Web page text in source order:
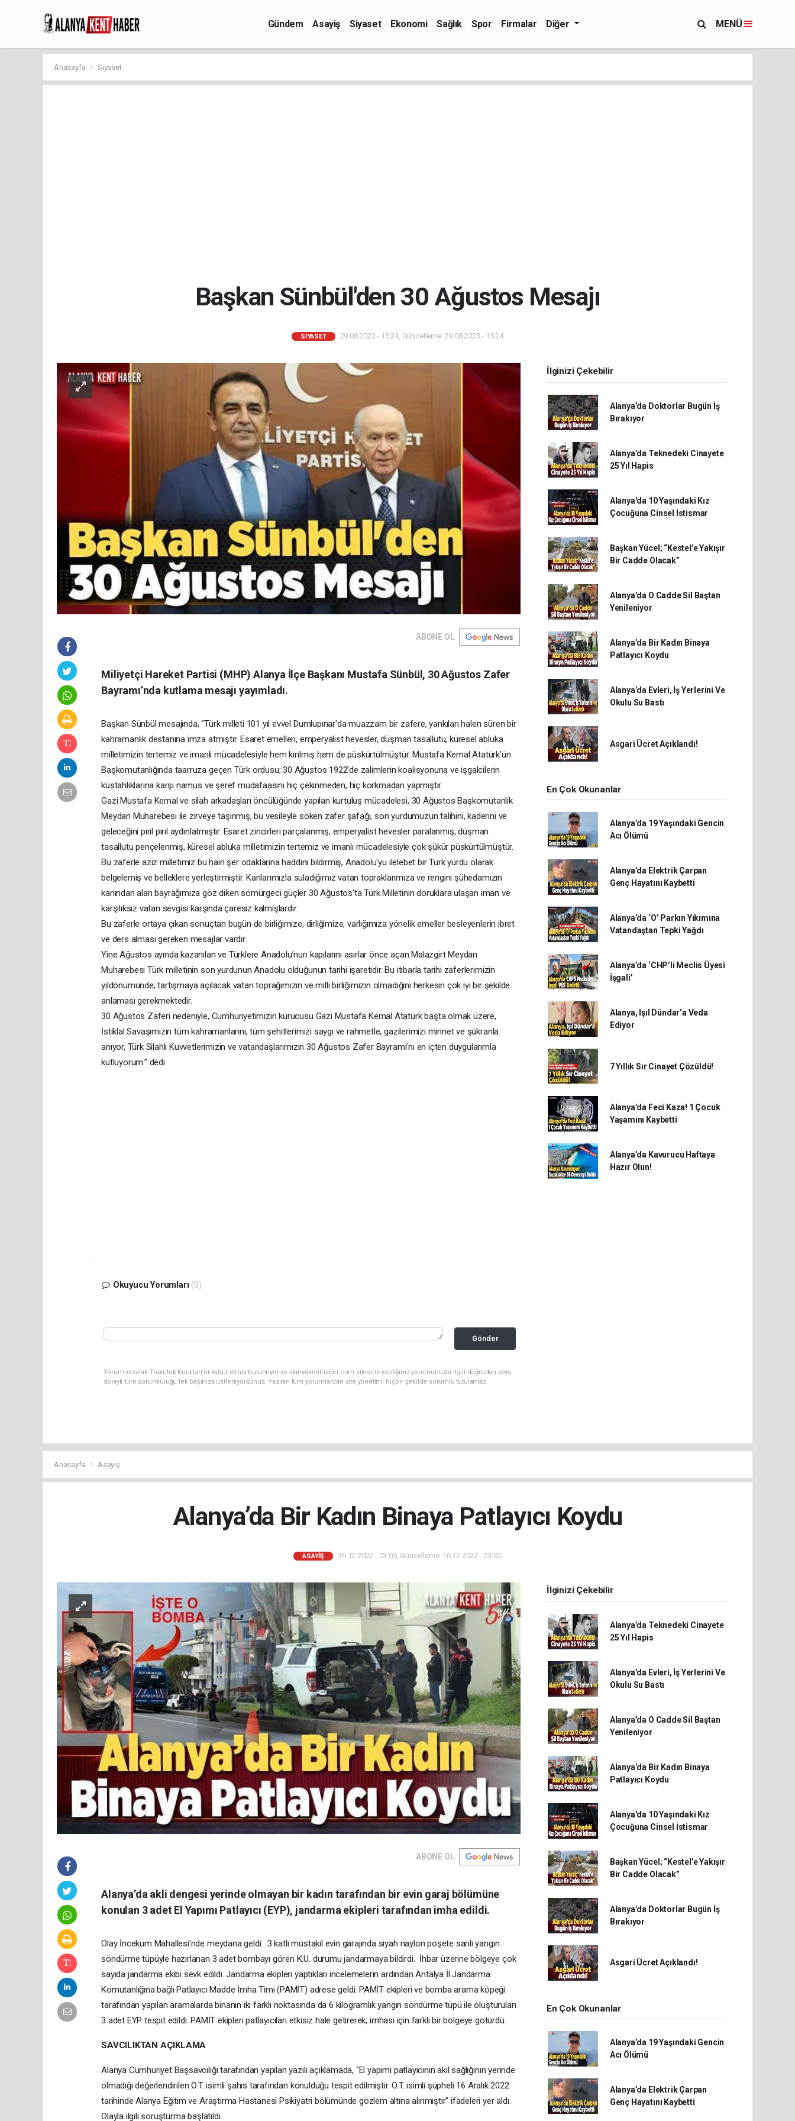
Gündem Asayiş Siyaset Ekonomi Sağlık Spor Firmalar Diğer MENÜ
Anasayfa Siyaset
Başkan Sünbül'den 30 Ağustos Mesajı
SIYASET 29.08.2023 - 15:24, Güncelleme: 29.08.2023 - 15:24
ABONE OL
Miliyetçi Hareket Partisi (MHP) Alanya İlçe Başkanı Mustafa Sünbül, 30 Ağustos Zafer
Bayramı’nda kutlama mesajı yayımladı.
Başkan Sünbül mesajında, “Türk milleti 101 yıl evvel Dumlupınar'da muazzam bir zafere, yankıları halen süren bir
kahramanlık destanına imza atmıştır. Esaret emelleri, emperyalist hevesler, düşman tasallutu, küresel abluka
milletimizin tertemiz ve imanlı mücadelesiyle hem kırılmış hem de püskürtülmüştür. Mustafa Kemal Atatürk'ün
Başkomutanlığında taarruza geçen Türk ordusu; 30 Ağustos 1922’de zalimlerin koalisyonuna ve işgalcilerin
küstahlıklarına karşı namus ve şeref müdafaasını hiç çekinmeden, hiç korkmadan yapmıştır.
Gazi Mustafa Kemal ve silah arkadaşları öncülüğünde yapılan kurtuluş mücadelesi, 30 Ağustos Başkomutanlık
Meydan Muharebesi ile zirveye taşınmış, bu vesileyle söken zafer şafağı, son yurdumuzun talihini, kaderini ve
geleceğini pırıl pırıl aydınlatmıştır. Esaret zincirleri parçalanmış, emperyalist hevesler paralanmış, düşman
tasallutu pençelenmiş, küresel abluka milletimizin tertemiz ve imanlı mücadelesiyle çok şükür püskürtülmüştür.
Bu zaferle aziz milletimiz bu hain şer odaklarına haddini bildirmiş, Anadolu'yu ilelebet bir Türk yurdu olarak
belgelemiş ve belleklere yerleştirmiştir. Kanlarımızla suladığımız vatan topraklarımıza ve rengini şühedamızın
kanından alan bayrağımıza göz diken sömürgeci güçler 30 Ağustos'ta Türk Milletinin doruklara ulaşan iman ve
karşılıksız vatan sevgisi karşında çaresiz kalmışlardır.
Bu zaferle ortaya çıkan sonuçtan bugün de birliğimize, dirliğimize, varlığımıza yönelik emeller besleyenlerin ibret
ve ders alması gereken mesajlar vardır.
Yine Ağustos ayında kazanılan ve Türklere Anadolu’nun kapılarını asırlar önce açan Malazgirt Meydan
Muharebesi Türk milletinin son yurdunun Anadolu olduğunun tarihi işaretidir. Bu itibarla tarihi zaferlerimizin
yıldönümünde; tartışmaya açılacak vatan toprağımızın ve milli birliğimizin olmadığını herkesin çok iyi bir şekilde
anlaması gerekmektedir.
30 Ağustos Zaferi nedeniyle, Cumhuriyetimizin kurucusu Gazi Mustafa Kemal Atatürk başta olmak üzere,
İstiklal Savaşımızın tüm kahramanlarını, tüm şehitlerimizi saygı ve rahmetle, gazilerimizi minnet ve şükranla
anıyor, Türk Silahlı Kuvvetlerimizin ve vatandaşlarımızın 30 Ağustos Zafer Bayramı’nı en içten duygularımla
kutluyorum.” dedi.
Okuyucu Yorumları (0)
Gönder
Yorum yazarak Topluluk Kuralları’nı kabul etmiş bulunuyor ve alanyakenthaber.com sitesine yaptığınız yorumunuzla ilgili doğrudan veya
dolaylı tüm sorumluluğu tek başınıza üstleniyorsunuz. Yazılan tüm yorumlardan site yönetimi hiçbir şekilde sorumlu tutulamaz.
İlginizi Çekebilir
Alanya’da Doktorlar Bugün İş
Bırakıyor
Alanya’da Teknedeki Cinayete
25 Yıl Hapis
Alanya'da 10 Yaşındaki Kız
Çocuğuna Cinsel İstismar
Başkan Yücel; “Kestel’e Yakışır
Bir Cadde Olacak”
Alanya’da O Cadde Sil Baştan
Yenileniyor
Alanya’da Bir Kadın Binaya
Patlayıcı Koydu
Alanya’da Evleri, İş Yerlerini Ve
Okulu Su Bastı
Asgari Ücret Açıklandı!
En Çok Okunanlar
Alanya’da 19 Yaşındaki Gencin
Acı Ölümü
Alanya’da Elektrik Çarpan
Genç Hayatını Kaybetti
Alanya’da ‘O’ Parkın Yıkımına
Vatandaştan Tepki Yağdı
Alanya’da ‘CHP’li Meclis Üyesi
İşgali’
Alanya, Işıl Dündar’a Veda
Ediyor
7 Yıllık Sır Cinayet Çözüldü!
Alanya’da Feci Kaza! 1 Çocuk
Yaşamını Kaybetti
Alanya’da Kavurucu Haftaya
Hazır Olun!
Anasayfa Asayiş
Alanya’da Bir Kadın Binaya Patlayıcı Koydu
ASAYIŞ 16.12.2022 - 23:05, Güncelleme: 16.12.2022 - 23:05
ABONE OL
Alanya’da akli dengesi yerinde olmayan bir kadın tarafından bir evin garaj bölümüne
konulan 3 adet El Yapımı Patlayıcı (EYP), jandarma ekipleri tarafından imha edildi.
Olay İncekum Mahallesi'nde meydana geldi. 3 katlı müstakil evin garajında siyah naylon poşete sarılı yangın
söndürme tüpüyle hazırlanan 3 adet bombayı gören K.U. durumu jandarmaya bildirdi. İhbar üzerine bölgeye çok
sayıda jandarma ekibi sevk edildi. Jandarma ekipleri yaptıkları incelemelerin ardından Antalya İl Jandarma
Komutanlığına bağlı Patlayıcı Madde İmha Timi (PAMİT) adrese geldi. PAMİT ekipleri ve bomba arama köpeği
tarafından yapılan aramalarda binanın iki farklı noktasında da 6 kilogramlık yangın söndürme tüpü ile oluşturulan
3 adet EYP tespit edildi. PAMİT ekipleri patlayıcıları etkisiz hale getirerek, imhası için farklı bir bölgeye götürdü.
SAVCILIKTAN AÇIKLAMA
Alanya Cumhuriyet Başsavcılığı tarafından yapılan yazılı açıklamada, “El yapımı patlayıcının akıl sağlığının yerinde
olmadığı değerlendirilen Ö.T. isimli şahıs tarafından konulduğu tespit edilmiştir. Ö.T. isimli şüpheli 16 Aralık 2022
tarihinde Alanya Eğitim ve Araştırma Hastanesi Psikiyatri bölümünde gözlem altına alınmıştır” ifadeleri yer aldı.
Olayla ilgili soruşturma başlatıldı.
İlginizi Çekebilir
Alanya’da Teknedeki Cinayete
25 Yıl Hapis
Alanya’da Evleri, İş Yerlerini Ve
Okulu Su Bastı
Alanya’da O Cadde Sil Baştan
Yenileniyor
Alanya’da Bir Kadın Binaya
Patlayıcı Koydu
Alanya'da 10 Yaşındaki Kız
Çocuğuna Cinsel İstismar
Başkan Yücel; “Kestel’e Yakışır
Bir Cadde Olacak”
Alanya’da Doktorlar Bugün İş
Bırakıyor
Asgari Ücret Açıklandı!
En Çok Okunanlar
Alanya’da 19 Yaşındaki Gencin
Acı Ölümü
Alanya’da Elektrik Çarpan
Genç Hayatını Kaybetti